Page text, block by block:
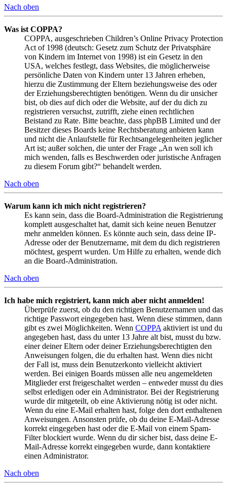
Nach oben
Was ist COPPA?
COPPA, ausgeschrieben Children’s Online Privacy Protection
Act of 1998 (deutsch: Gesetz zum Schutz der Privatsphäre
von Kindern im Internet von 1998) ist ein Gesetz in den
USA, welches festlegt, dass Websites, die möglicherweise
persönliche Daten von Kindern unter 13 Jahren erheben,
hierzu die Zustimmung der Eltern beziehungsweise des oder
der Erziehungsberechtigten benötigen. Wenn du dir unsicher
bist, ob dies auf dich oder die Website, auf der du dich zu
registrieren versuchst, zutrifft, ziehe einen rechtlichen
Beistand zu Rate. Bitte beachte, dass phpBB Limited und der
Besitzer dieses Boards keine Rechtsberatung anbieten kann
und nicht die Anlaufstelle für Rechtsangelegenheiten jeglicher
Art ist; außer solchen, die unter der Frage „An wen soll ich
mich wenden, falls es Beschwerden oder juristische Anfragen
zu diesem Forum gibt?“ behandelt werden.
Nach oben
Warum kann ich mich nicht registrieren?
Es kann sein, dass die Board-Administration die Registrierung
komplett ausgeschaltet hat, damit sich keine neuen Benutzer
mehr anmelden können. Es könnte auch sein, dass deine IP-
Adresse oder der Benutzername, mit dem du dich registrieren
möchtest, gesperrt wurden. Um Hilfe zu erhalten, wende dich
an die Board-Administration.
Nach oben
Ich habe mich registriert, kann mich aber nicht anmelden!
Überprüfe zuerst, ob du den richtigen Benutzernamen und das
richtige Passwort eingegeben hast. Wenn diese stimmen, dann
gibt es zwei Möglichkeiten. Wenn COPPA aktiviert ist und du
angegeben hast, dass du unter 13 Jahre alt bist, musst du bzw.
einer deiner Eltern oder deiner Erziehungsberechtigten den
Anweisungen folgen, die du erhalten hast. Wenn dies nicht
der Fall ist, muss dein Benutzerkonto vielleicht aktiviert
werden. Bei einigen Boards müssen alle neu angemeldeten
Mitglieder erst freigeschaltet werden – entweder musst du dies
selbst erledigen oder ein Administrator. Bei der Registrierung
wurde dir mitgeteilt, ob eine Aktivierung nötig ist oder nicht.
Wenn du eine E-Mail erhalten hast, folge den dort enthaltenen
Anweisungen. Ansonsten prüfe, ob du deine E-Mail-Adresse
korrekt eingegeben hast oder die E-Mail von einem Spam-
Filter blockiert wurde. Wenn du dir sicher bist, dass deine E-
Mail-Adresse korrekt eingegeben wurde, dann kontaktiere
einen Administrator.
Nach oben